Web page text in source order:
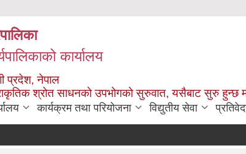
कार्यालय
प्रदेश, नेपाल
श्रोत साधनको उपभोगको सुरुवात, यसैबाट सुरु हुन्छ
कार्यक्रम तथा परियोजना विद्युतीय सेवा